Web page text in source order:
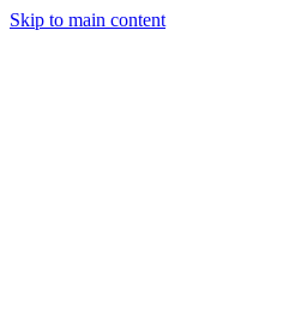
Skip to main content